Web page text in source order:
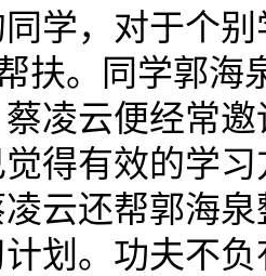
学，对于个
扶。同学郭
凌云便经常
得有效的学
云还帮郭海
划。功夫不